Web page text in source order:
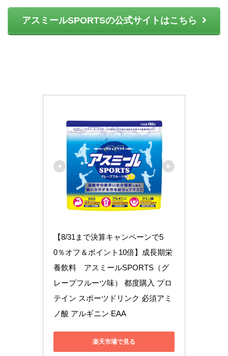
アスミールSPORTSの公式サイトはこちら
【8/31まで決算キャンペーンで5
0％オフ＆ポイント10倍】成長期栄
養飲料　アスミールSPORTS（グ
レープフルーツ味） 都度購入 プロ
テイン スポーツドリンク 必須アミ
ノ酸 アルギニン EAA
楽天市場で見る